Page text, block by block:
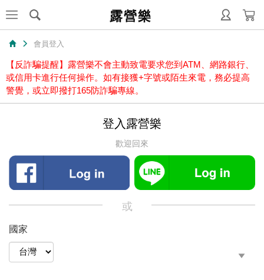
露營樂
會員登入
【反詐騙提醒】露營樂不會主動致電要求您到ATM、網路銀行、
或信用卡進行任何操作。如有接獲+字號或陌生來電，務必提高
警覺，或立即撥打165防詐騙專線。
登入露營樂
歡迎回來
或
國家